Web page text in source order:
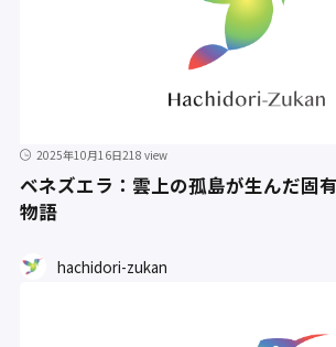
2025年10月16日218 view
ベネズエラ：雲上の孤島が生んだ固
物語
hachidori-zukan